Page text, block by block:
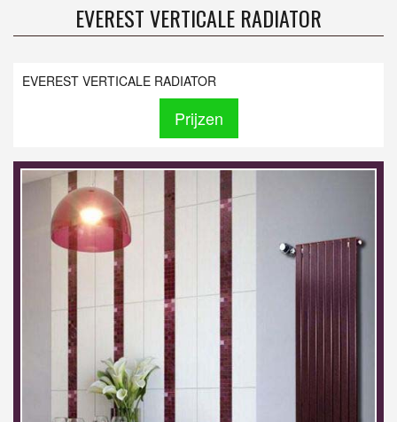
EVEREST VERTICALE RADIATOR
EVEREST VERTICALE RADIATOR
Prijzen